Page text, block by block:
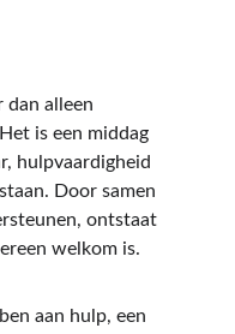
alleen
is een middag
hulpvaardigheid
Door samen
ontstaat
welkom is.
aan hulp, een